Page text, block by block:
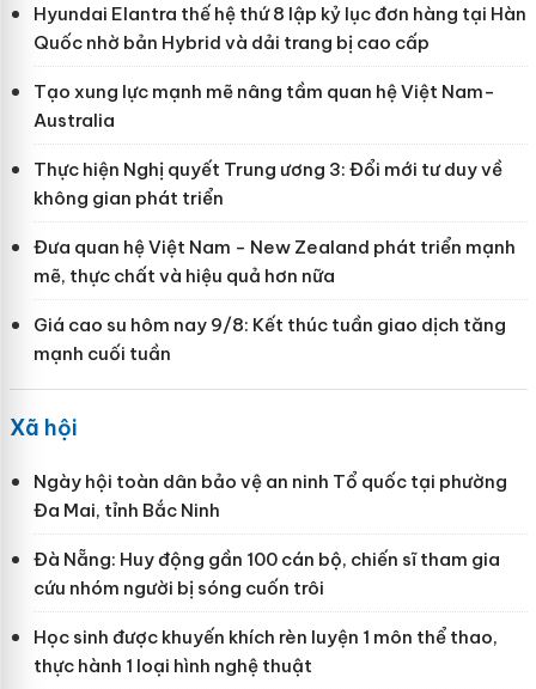
Hyundai Elantra thế hệ thứ 8 lập kỷ lục đơn hàng tại Hàn
Quốc nhờ bản Hybrid và dải trang bị cao cấp
Tạo xung lực mạnh mẽ nâng tầm quan hệ Việt Nam-
Australia
Thực hiện Nghị quyết Trung ương 3: Đổi mới tư duy về
không gian phát triển
Đưa quan hệ Việt Nam - New Zealand phát triển mạnh
mẽ, thực chất và hiệu quả hơn nữa
Giá cao su hôm nay 9/8: Kết thúc tuần giao dịch tăng
mạnh cuối tuần
Xã hội
Ngày hội toàn dân bảo vệ an ninh Tổ quốc tại phường
Đa Mai, tỉnh Bắc Ninh
Đà Nẵng: Huy động gần 100 cán bộ, chiến sĩ tham gia
cứu nhóm người bị sóng cuốn trôi
Học sinh được khuyến khích rèn luyện 1 môn thể thao,
thực hành 1 loại hình nghệ thuật